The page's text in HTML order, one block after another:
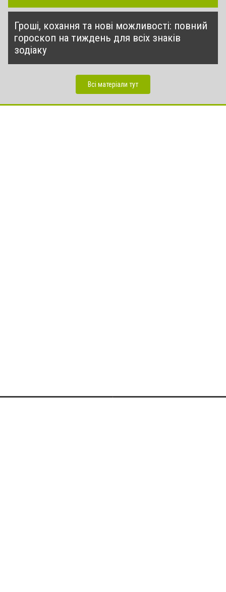
Гроші, кохання та нові можливості: повний
гороскоп на тиждень для всіх знаків
зодіаку
Всі матеріали тут